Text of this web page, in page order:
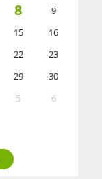
8
9
15
16
22
23
29
30
5 6